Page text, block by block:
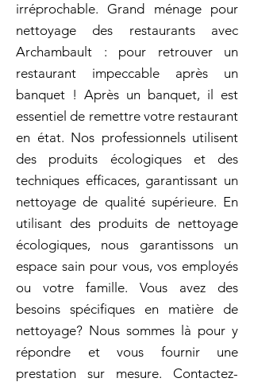
irréprochable. Grand ménage pour
nettoyage des restaurants avec
Archambault : pour retrouver un
restaurant impeccable après un
banquet ! Après un banquet, il est
essentiel de remettre votre restaurant
en état. Nos professionnels utilisent
des produits écologiques et des
techniques efficaces, garantissant un
nettoyage de qualité supérieure. En
utilisant des produits de nettoyage
écologiques, nous garantissons un
espace sain pour vous, vos employés
ou votre famille. Vous avez des
besoins spécifiques en matière de
nettoyage? Nous sommes là pour y
répondre et vous fournir une
prestation sur mesure. Contactez-